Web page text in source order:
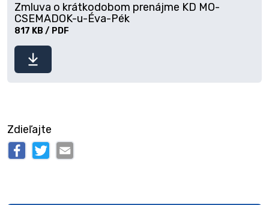
súbor
Zmluva o krátkodobom prenájme KD MO-
CSEMADOK-u-Éva-Pék
817 KB / PDF
Zdieľajte